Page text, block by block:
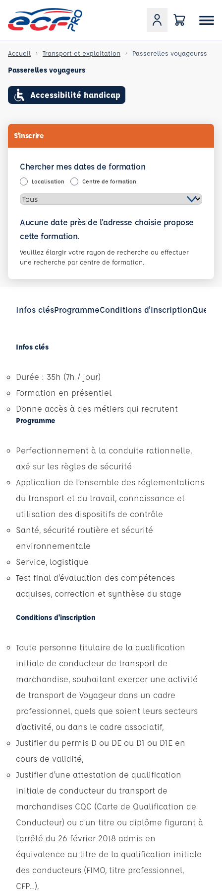
Accueil Transport et exploitation Passerelles voyageurss
Passerelles voyageurs
Accessibilité handicap
S'inscrire
Chercher mes dates de formation
Localisation Centre de formation
Aucune date près de l'adresse choisie propose
cette formation.
Veuillez élargir votre rayon de recherche ou effectuer
une recherche par centre de formation.
Infos clésProgrammeConditions d'inscription
Infos clés
Durée : 35h (7h / jour)
Formation en présentiel
Donne accès à des métiers qui recrutent
Programme
Perfectionnement à la conduite rationnelle,
axé sur les règles de sécurité
Application de l’ensemble des réglementations
du transport et du travail, connaissance et
utilisation des dispositifs de contrôle
Santé, sécurité routière et sécurité
environnementale
Service, logistique
Test final d’évaluation des compétences
acquises, correction et synthèse du stage
Conditions d'inscription
Toute personne titulaire de la qualification
initiale de conducteur de transport de
marchandise, souhaitant exercer une activité
de transport de Voyageur dans un cadre
professionnel, quels que soient leurs secteurs
d'activité, ou dans le cadre associatif,
Justifier du permis D ou DE ou D1 ou D1E en
cours de validité,
Justifier d’une attestation de qualification
initiale de conducteur du transport de
marchandises CQC (Carte de Qualification de
Conducteur) ou d’un titre ou diplôme figurant à
l’arrêté du 26 février 2018 admis en
équivalence au titre de la qualification initiale
des conducteurs (FIMO, titre professionnel,
CFP…),